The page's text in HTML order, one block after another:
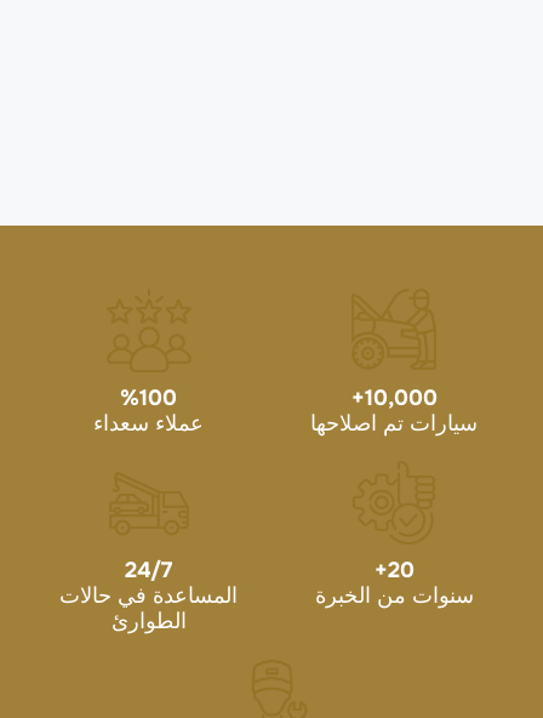
10,000
+
سيارات تم اصلاحها
100
%
عملاء سعداء
20
+
سنوات من الخبرة
24/7
المساعدة في حالات
الطوارئ